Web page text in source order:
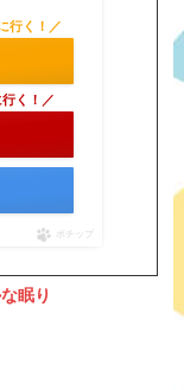
行く！／
く！／
ポチップ
眠り